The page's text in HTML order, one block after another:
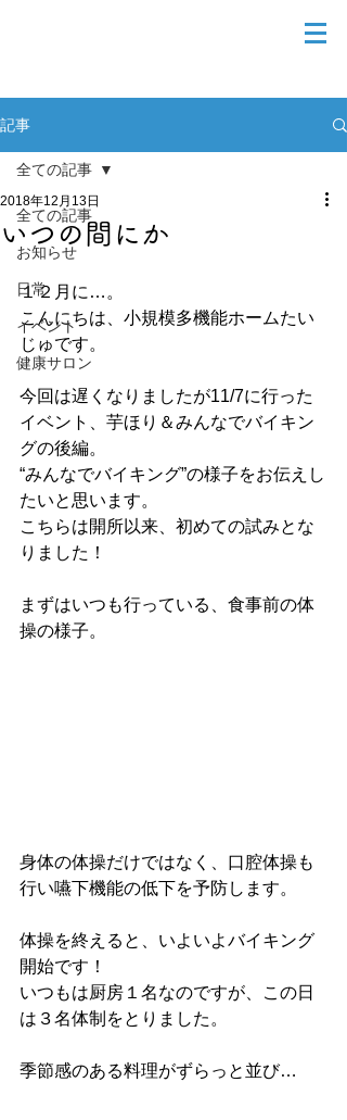
記事
全ての記事
お知らせ
日常
イベント
健康サロン
全ての記事
いつの間にか
2018年12月13日
１２月に…。
こんにちは、小規模多機能ホームたい
じゅです。
今回は遅くなりましたが11/7に行った
イベント、芋ほり＆みんなでバイキン
グの後編。
“みんなでバイキング”の様子をお伝えし
たいと思います。
こちらは開所以来、初めての試みとな
りました！
まずはいつも行っている、食事前の体
操の様子。
身体の体操だけではなく、口腔体操も
行い嚥下機能の低下を予防します。
体操を終えると、いよいよバイキング
開始です！
いつもは厨房１名なのですが、この日
は３名体制をとりました。
季節感のある料理がずらっと並び…